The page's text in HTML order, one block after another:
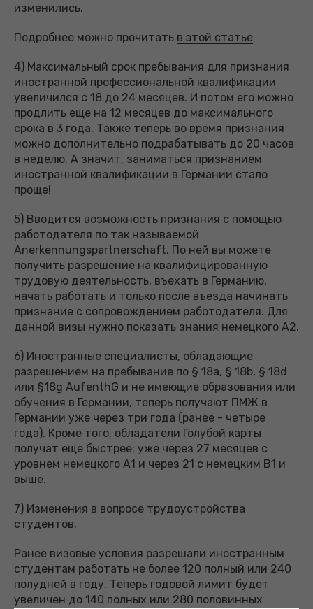
изменились.
Подробнее можно прочитать в этой статье
4) Максимальный срок пребывания для признания
иностранной профессиональной квалификации
увеличился с 18 до 24 месяцев. И потом его можно
продлить еще на 12 месяцев до максимального
срока в 3 года. Также теперь во время признания
можно дополнительно подрабатывать до 20 часов
в неделю. А значит, заниматься признанием
иностранной квалификации в Германии стало
проще!
5) Вводится возможность признания с помощью
работодателя по так называемой
Anerkennungspartnerschaft. По ней вы можете
получить разрешение на квалифицированную
трудовую деятельность, въехать в Германию,
начать работать и только после въезда начинать
признание с сопровождением работодателя. Для
данной визы нужно показать знания немецкого А2.
6) Иностранные специалисты, обладающие
разрешением на пребывание по § 18a, § 18b, § 18d
или §18g AufenthG и не имеющие образования или
обучения в Германии, теперь получают ПМЖ в
Германии уже через три года (ранее - четыре
года). Кроме того, обладатели Голубой карты
получат еще быстрее: уже через 27 месяцев с
уровнем немецкого А1 и через 21 с немецким В1 и
выше.
7) Изменения в вопросе трудоустройства
студентов.
Ранее визовые условия разрешали иностранным
студентам работать не более 120 полный или 240
полудней в году. Теперь годовой лимит будет
увеличен до 140 полных или 280 половинных